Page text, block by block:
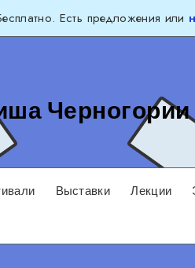
Есть предложения или
Черногории
Выставки Лекции